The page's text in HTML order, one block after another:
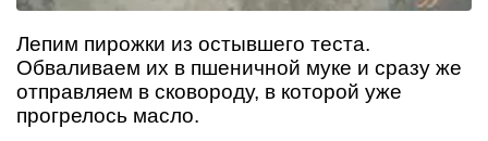
Лепим пирожки из остывшего теста.
Обваливаем их в пшеничной муке и сразу же
отправляем в сковороду, в которой уже
прогрелось масло.